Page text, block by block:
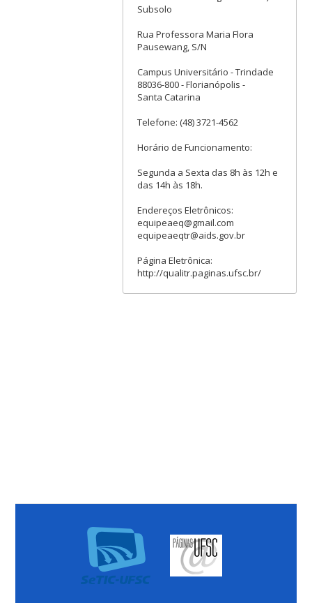
Subsolo
Rua Professora Maria Flora
Pausewang, S/N
Campus Universitário - Trindade
88036-800 - Florianópolis -
Santa Catarina
Telefone: (48) 3721-4562
Horário de Funcionamento:
Segunda a Sexta das 8h às 12h e
das 14h às 18h.
Endereços Eletrônicos:
equipeaeq@gmail.com
equipeaeqtr@aids.gov.br
Página Eletrônica:
http://qualitr.paginas.ufsc.br/